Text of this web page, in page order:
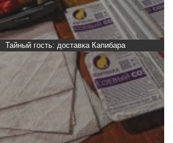
гость: доставка Капибара